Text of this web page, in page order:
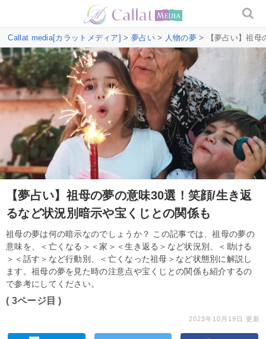
Callat media[カラットメディア] > 夢占い> 人物の夢> 【夢占い】祖母
【夢占い】祖母の夢の意味30選！笑顔/生き返
るなど状況別暗示や宝くじとの関係も
祖母の夢は何の暗示なのでしょうか？ この記事では、祖母の夢の
意味を、＜亡くなる＞＜家＞＜生き返る＞など状況別、＜助ける
＞＜話す＞など行動別、＜亡くなった祖母＞など状態別に解説し
ます。祖母の夢を見た時の注意点や宝くじとの関係も紹介するの
で参考にしてください。
( 3ページ目 )
2023年10月19日 更新